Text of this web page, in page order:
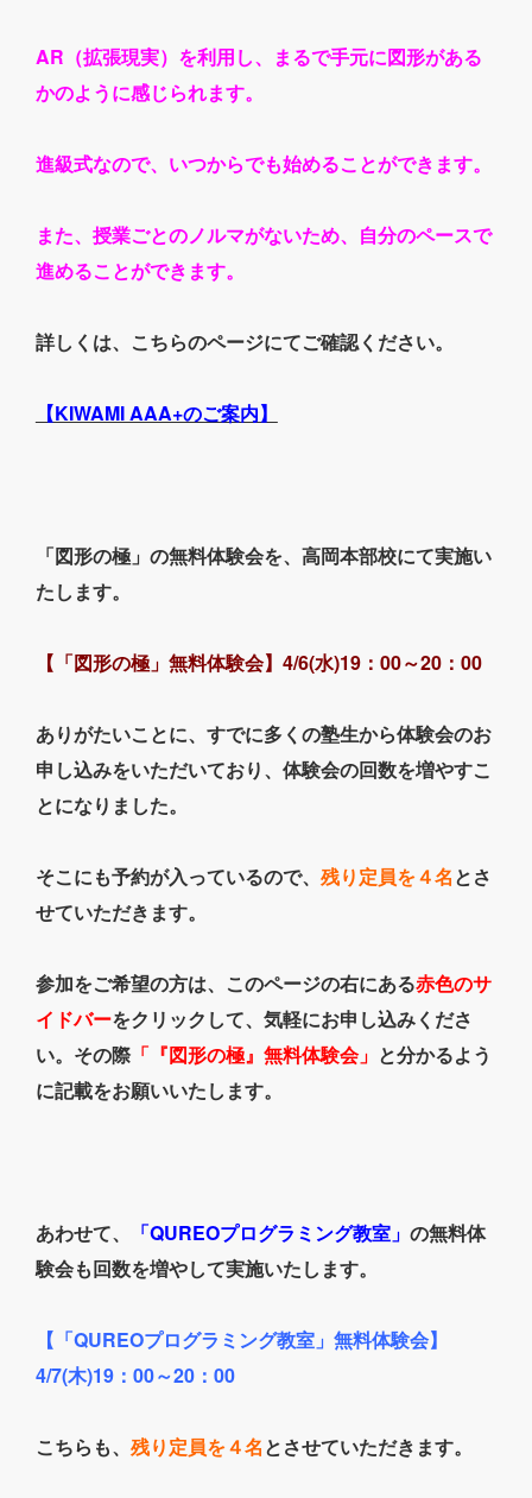
AR（拡張現実）を利用し、まるで手元に図形がある
かのように感じられます。
進級式なので、いつからでも始めることができます。
また、授業ごとのノルマがないため、自分のペースで
進めることができます。
詳しくは、こちらのページにてご確認ください。
【KIWAMI AAA+のご案内】
「図形の極」の無料体験会を、高岡本部校にて実施い
たします。
【「図形の極」無料体験会】4/6(水)19：00～20：00
ありがたいことに、すでに多くの塾生から体験会のお
申し込みをいただいており、体験会の回数を増やすこ
とになりました。
そこにも予約が入っているので、 残り定員を４名とさ
せていただきます。
参加をご希望の方は、このページの右にある赤色のサ
イドバーをクリックして、気軽にお申し込みくださ
い。その際「『図形の極』無料体験会」 と分かるよう
に記載をお願いいたします。
あわせて、 「QUREOプログラミング教室」 の無料体
験会も回数を増やして実施いたします。
【「QUREOプログラミング教室」無料体験会】
4/7(木)19：00～20：00
こちらも、 残り定員を４名とさせていただきます。